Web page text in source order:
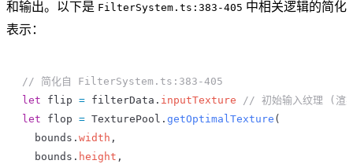
和输出。以下是 FilterSystem.ts:383-405 中相关逻辑的简化
表示：
// 简化自 FilterSystem.ts:383-405
let flip = filterData . inputTexture // 初始输入纹理 (渲
let flop = TexturePool . getOptimalTexture (
  bounds
. width ,
  bounds
. height ,